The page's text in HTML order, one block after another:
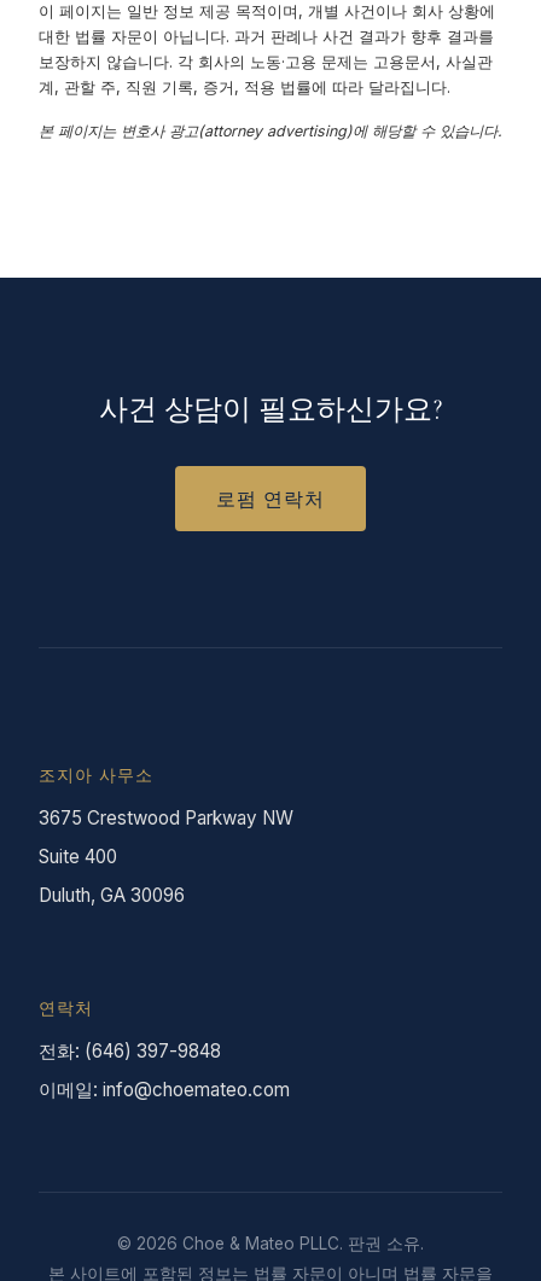
이 페이지는 일반 정보 제공 목적이며, 개별 사건이나 회사 상황에
대한 법률 자문이 아닙니다. 과거 판례나 사건 결과가 향후 결과를
보장하지 않습니다. 각 회사의 노동·고용 문제는 고용문서, 사실관
계, 관할 주, 직원 기록, 증거, 적용 법률에 따라 달라집니다.
본 페이지는 변호사 광고(attorney advertising)에 해당할 수 있습니다.
사건 상담이 필요하신가요?
로펌 연락처
조지아 사무소
3675 Crestwood Parkway NW
Suite 400
Duluth, GA 30096
연락처
전화: (646) 397-9848
이메일: info@choemateo.com
© 2026 Choe & Mateo PLLC. 판권 소유.
본 사이트에 포함된 정보는 법률 자문이 아니며 법률 자문을